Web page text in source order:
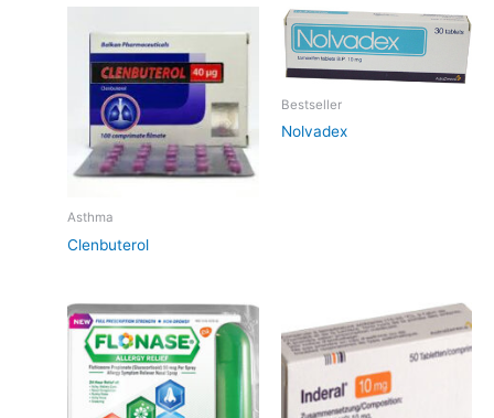
Asthma
Clenbuterol
Bestseller
Nolvadex